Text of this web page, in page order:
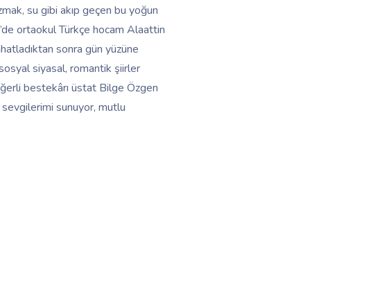
su gibi akıp geçen bu yoğun
ortaokul Türkçe hocam Alaattin
sonra gün yüzüne
siyasal, romantik şiirler
bestekârı üstat Bilge Özgen
sunuyor, mutlu